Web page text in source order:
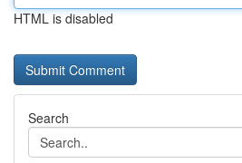
HTML is disabled
Search